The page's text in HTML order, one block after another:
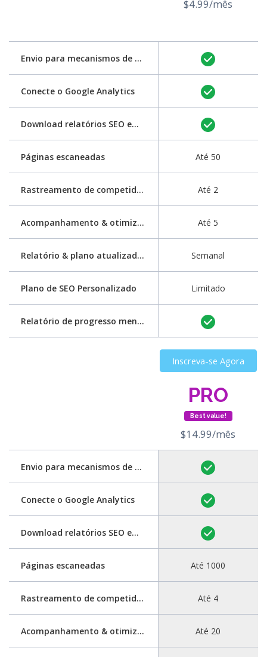
Envio para mecanismos de pesquisa
Conecte o Google Analytics
Download relatórios SEO em PDF
Páginas escaneadas
Rastreamento de competidores
Acompanhamento & otimização de palavras-chave
Relatório & plano atualizados
Plano de SEO Personalizado
Relatório de progresso mensal
$4.99/mês
Até 50
Até 2
Até 5
Semanal
Limitado
Inscreva-se Agora
Envio para mecanismos de pesquisa
Conecte o Google Analytics
Download relatórios SEO em PDF
Páginas escaneadas
Rastreamento de competidores
Acompanhamento & otimização de palavras-chave
PRO
Best value!
$14.99/mês
Até 1000
Até 4
Até 20